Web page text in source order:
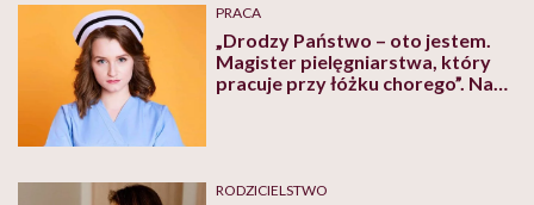
mówi Izabela Rychlik, położna z
sześcioletnim stażem
PRACA
„Drodzy Państwo – oto jestem.
Magister pielęgniarstwa, który
pracuje przy łóżku chorego”. Na
RODZICIELSTWO